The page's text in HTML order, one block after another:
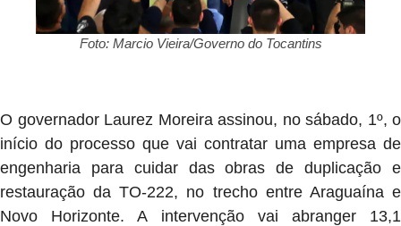
Foto: Marcio Vieira/Governo do Tocantins
O governador Laurez Moreira assinou, no sábado, 1º, o
início do processo que vai contratar uma empresa de
engenharia para cuidar das obras de duplicação e
restauração da TO-222, no trecho entre Araguaína e
Novo Horizonte. A intervenção vai abranger 13,1